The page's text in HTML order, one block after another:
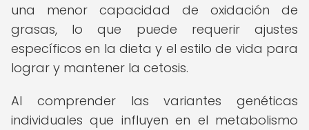
una menor capacidad de oxidación de
grasas, lo que puede requerir ajustes
específicos en la dieta y el estilo de vida para
lograr y mantener la cetosis.
Al comprender las variantes genéticas
individuales que influyen en el metabolismo